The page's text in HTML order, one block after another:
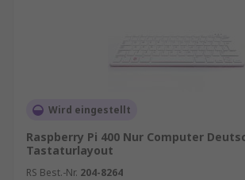
Wird eingestellt
Raspberry Pi 400 Nur Computer
Tastaturlayout
RS Best.-Nr. 204-8264